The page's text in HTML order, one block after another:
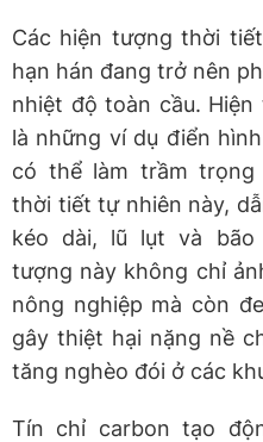
Các hiện tượng thời
hạn hán đang trở nên
nhiệt độ toàn cầu.
là những ví dụ điển
có thể làm trầm trọng
thời tiết tự nhiên này,
kéo dài, lũ lụt và bão
tượng này không chỉ
nông nghiệp mà còn
gây thiệt hại nặng nề
tăng nghèo đói ở các
Tín chỉ carbon tạo